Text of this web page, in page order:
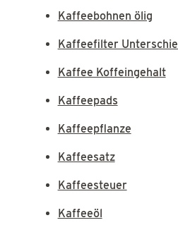
Kaffeebohnen ölig
Kaffeefilter
Kaffee Koffeingehalt
Kaffeepads
Kaffeepflanze
Kaffeesatz
Kaffeesteuer
Kaffeeöl